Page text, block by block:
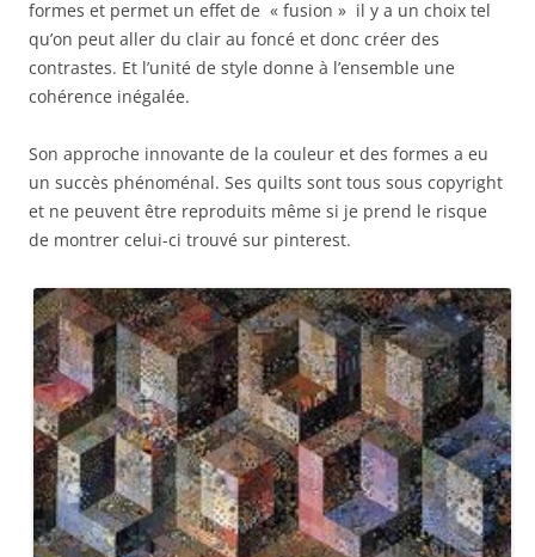
formes et permet un effet de « fusion » il y a un choix tel
qu’on peut aller du clair au foncé et donc créer des
contrastes. Et l’unité de style donne à l’ensemble une
cohérence inégalée.
Son approche innovante de la couleur et des formes a eu
un succès phénoménal. Ses quilts sont tous sous copyright
et ne peuvent être reproduits même si je prend le risque
de montrer celui-ci trouvé sur pinterest.